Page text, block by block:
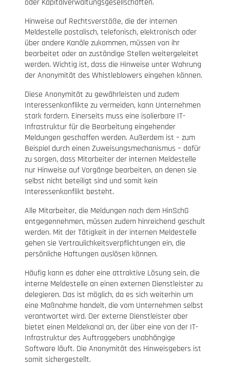
oder Kapitalverwaltungsgesellschaften.
Hinweise auf Rechtsverstöße, die der internen
Meldestelle postalisch, telefonisch, elektronisch oder
über andere Kanäle zukommen, müssen von ihr
bearbeitet oder an zuständige Stellen weitergeleitet
werden. Wichtig ist, dass die Hinweise unter Wahrung
der Anonymität des Whistleblowers eingehen können.
Diese Anonymität zu gewährleisten und zudem
Interessenkonflikte zu vermeiden, kann Unternehmen
stark fordern. Einerseits muss eine isolierbare IT-
Infrastruktur für die Bearbeitung eingehender
Meldungen geschaffen werden. Außerdem ist – zum
Beispiel durch einen Zuweisungsmechanismus – dafür
zu sorgen, dass Mitarbeiter der internen Meldestelle
nur Hinweise auf Vorgänge bearbeiten, an denen sie
selbst nicht beteiligt sind und somit kein
Interessenkonflikt besteht.
Alle Mitarbeiter, die Meldungen nach dem HinSchG
entgegennehmen, müssen zudem hinreichend geschult
werden. Mit der Tätigkeit in der internen Meldestelle
gehen sie Vertraulichkeitsverpflichtungen ein, die
persönliche Haftungen auslösen können.
Häufig kann es daher eine attraktive Lösung sein, die
interne Meldestelle an einen externen Dienstleister zu
delegieren. Das ist möglich, da es sich weiterhin um
eine Maßnahme handelt, die vom Unternehmen selbst
verantwortet wird. Der externe Dienstleister aber
bietet einen Meldekanal an, der über eine von der IT-
Infrastruktur des Auftraggebers unabhängige
Software läuft. Die Anonymität des Hinweisgebers ist
somit sichergestellt.